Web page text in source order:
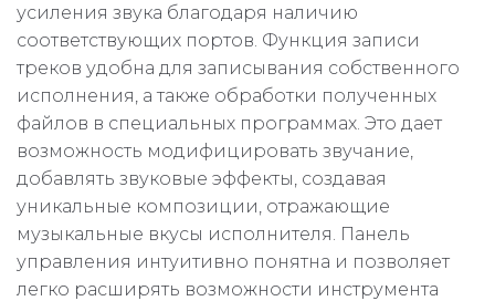
усиления звука благодаря наличию
соответствующих портов. Функция записи
треков удобна для записывания собственного
исполнения, а также обработки полученных
файлов в специальных программах. Это дает
возможность модифицировать звучание,
добавлять звуковые эффекты, создавая
уникальные композиции, отражающие
музыкальные вкусы исполнителя. Панель
управления интуитивно понятна и позволяет
легко расширять возможности инструмента